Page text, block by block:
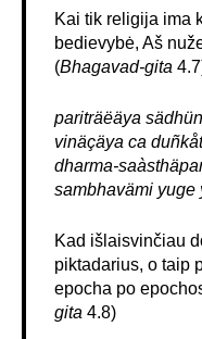
Kai tik religija ima
bedievybė, Aš
(Bhagavad-gita
pariträëäya
vinäçäya ca
dharma-
sambhavämi yuge
Kad išlaisvinčiau
piktadarius, o taip
epocha po
gita 4.8)